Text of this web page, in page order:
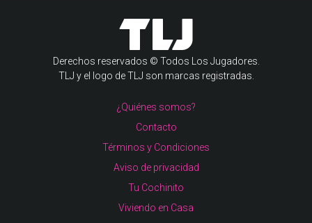
Derechos reservados © Todos Los Jugadores.
TLJ y el logo de TLJ son marcas registradas.
¿Quiénes somos?
Contacto
Términos y Condiciones
Aviso de privacidad
Tu Cochinito
Viviendo en Casa